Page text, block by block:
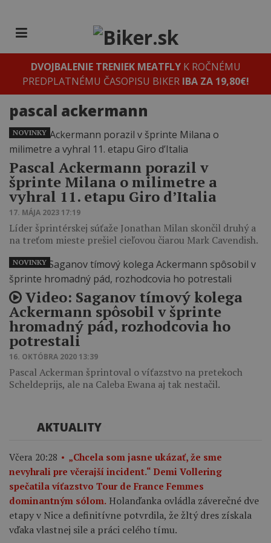
DVOJBALENIE TRENIEK MEATFLYK ROČNÉMU
PREDPLATNÉMU ČASOPISU BIKER IBA ZA 19,80€!
pascal ackermann
Pascal Ackermann porazil v
šprinte Milana o milimetre a
vyhral 11. etapu Giro d’Italia
17. MÁJA 2023 17:19
Líder šprintérskej súťaže Jonathan Milan skončil druhý a
na treťom mieste prešiel cieľovou čiarou Mark Cavendish.
NOVINKY
Video: Saganov tímový kolega
Ackermann spôsobil v šprinte
hromadný pád, rozhodcovia ho
potrestali
16. OKTÓBRA 2020 13:39
Pascal Ackerman šprintoval o víťazstvo na pretekoch
Scheldeprijs, ale na Caleba Ewana aj tak nestačil.
NOVINKY
AKTUALITY
Včera 20:28
„Chcela som jasne ukázať, že sme
nevyhrali pre včerajší incident.“ Demi Vollering
spečatila víťazstvo Tour de France Femmes
dominantným sólom. Holanďanka ovládla záverečné dve
etapy v Nice a definitívne potvrdila, že žltý dres získala
vďaka vlastnej sile a práci celého tímu.